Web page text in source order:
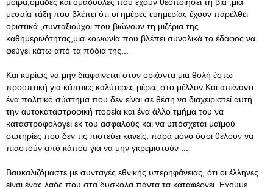
μεσαία τάξη που βλέπει ότι οι ημέρες ευημερίας έχουν παρέλθει
οριστικά ,συνταξιούχοι που βιώνουν τη μιζέρια της
καθημερινότητας,μια κοινωνία που βλέπει συνολικά το έδαφος να
φεύγει κάτω από τα πόδια της...
Και κυρίως να μην διαφαίνεται στον ορίζοντα μια θολή έστω
προοπτική για κάποιες καλύτερες μέρες στο μέλλον.Και απέναντι
ένα πολιτικό σύστημα που δεν είναι σε θέση να διαχειριστεί αυτή
την αυτοκαταστροφική πορεία και ένα άλλο τμήμα του να
καταστροφολογεί εκ του ασφαλούς και να υπόσχεται μαϊμού
σωτηρίες που δεν τις πιστεύει κανείς, παρά μόνο όσοι θέλουν να
πιαστούν από κάπου για να μην γκρεμιστούν ...
Βαυκαλιζόμαστε με συνταγές εθνικής υπερηφάνειας, ότι οι έλληνες
είναι ένας λαός που στα δύσκολα πάντα τα καταφέρνει. Εχουμε